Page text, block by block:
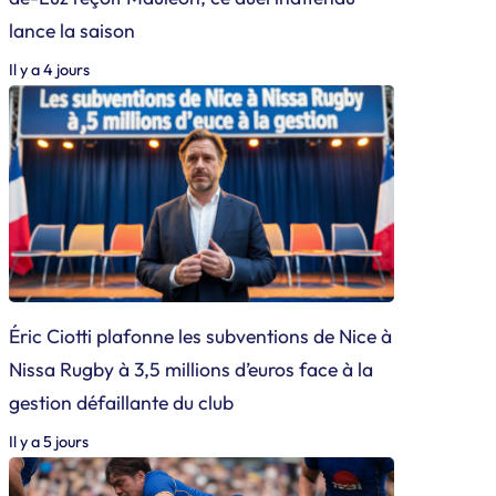
lance la saison
Il y a 4 jours
Éric Ciotti plafonne les subventions de Nice à
Nissa Rugby à 3,5 millions d’euros face à la
gestion défaillante du club
Il y a 5 jours